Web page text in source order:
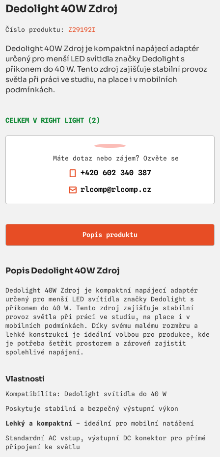
Dedolight 40W Zdroj
Číslo produktu: Z29192I
Dedolight 40W Zdroj je kompaktní napájecí adaptér
určený pro menší LED svítidla značky Dedolight s
příkonem do 40 W. Tento zdroj zajišťuje stabilní provoz
světla při práci ve studiu, na place i v mobilních
podmínkách.
CELKEM V RIGHT LIGHT (2)
Máte dotaz nebo zájem? Ozvěte se
+420 602 340 387
rlcomp@rlcomp.cz
Popis produktu
Popis Dedolight 40W Zdroj
Dedolight 40W Zdroj je kompaktní napájecí adaptér
určený pro menší LED svítidla značky Dedolight s
příkonem do 40 W. Tento zdroj zajišťuje stabilní
provoz světla při práci ve studiu, na place i v
mobilních podmínkách. Díky svému malému rozměru a
lehké konstrukci je ideální volbou pro produkce, kde
je potřeba šetřit prostorem a zároveň zajistit
spolehlivé napájení.
Vlastnosti
Kompatibilita: Dedolight svítidla do 40 W
Poskytuje stabilní a bezpečný výstupní výkon
Lehký a kompaktní – ideální pro mobilní natáčení
Standardní AC vstup, výstupní DC konektor pro přímé
připojení ke světlu